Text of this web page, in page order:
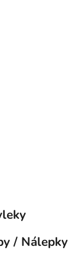
/ Nálepky